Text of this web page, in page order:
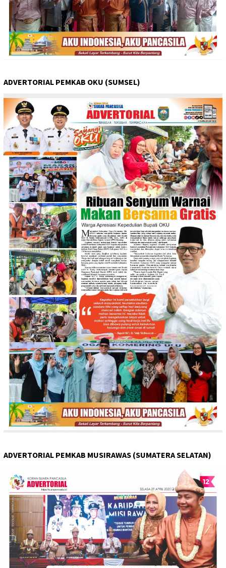
ADVERTORIAL PEMKAB OKU (SUMSEL)
ADVERTORIAL PEMKAB MUSIRAWAS (SUMATERA SELATAN)